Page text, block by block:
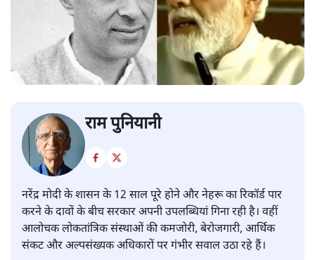
राम पुनियानी
नरेंद्र मोदी के शासन के 12 साल पूरे होने और नेहरू का रिकॉर्ड पार
करने के दावों के बीच सरकार अपनी उपलब्धियां गिना रही है। वहीं
आलोचक लोकतांत्रिक संस्थाओं की कमजोरी, बेरोजगारी, आर्थिक
संकट और अल्पसंख्यक अधिकारों पर गंभीर सवाल उठा रहे हैं।